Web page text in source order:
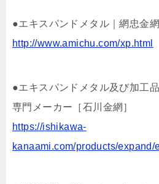
●エキスパンドメタル｜網忠金網
http://www.amichu.com/xp.html
●エキスパンドメタル及び加工
専門メーカー［石川金網］
https://ishikawa-
kanaami.com/products/expand/